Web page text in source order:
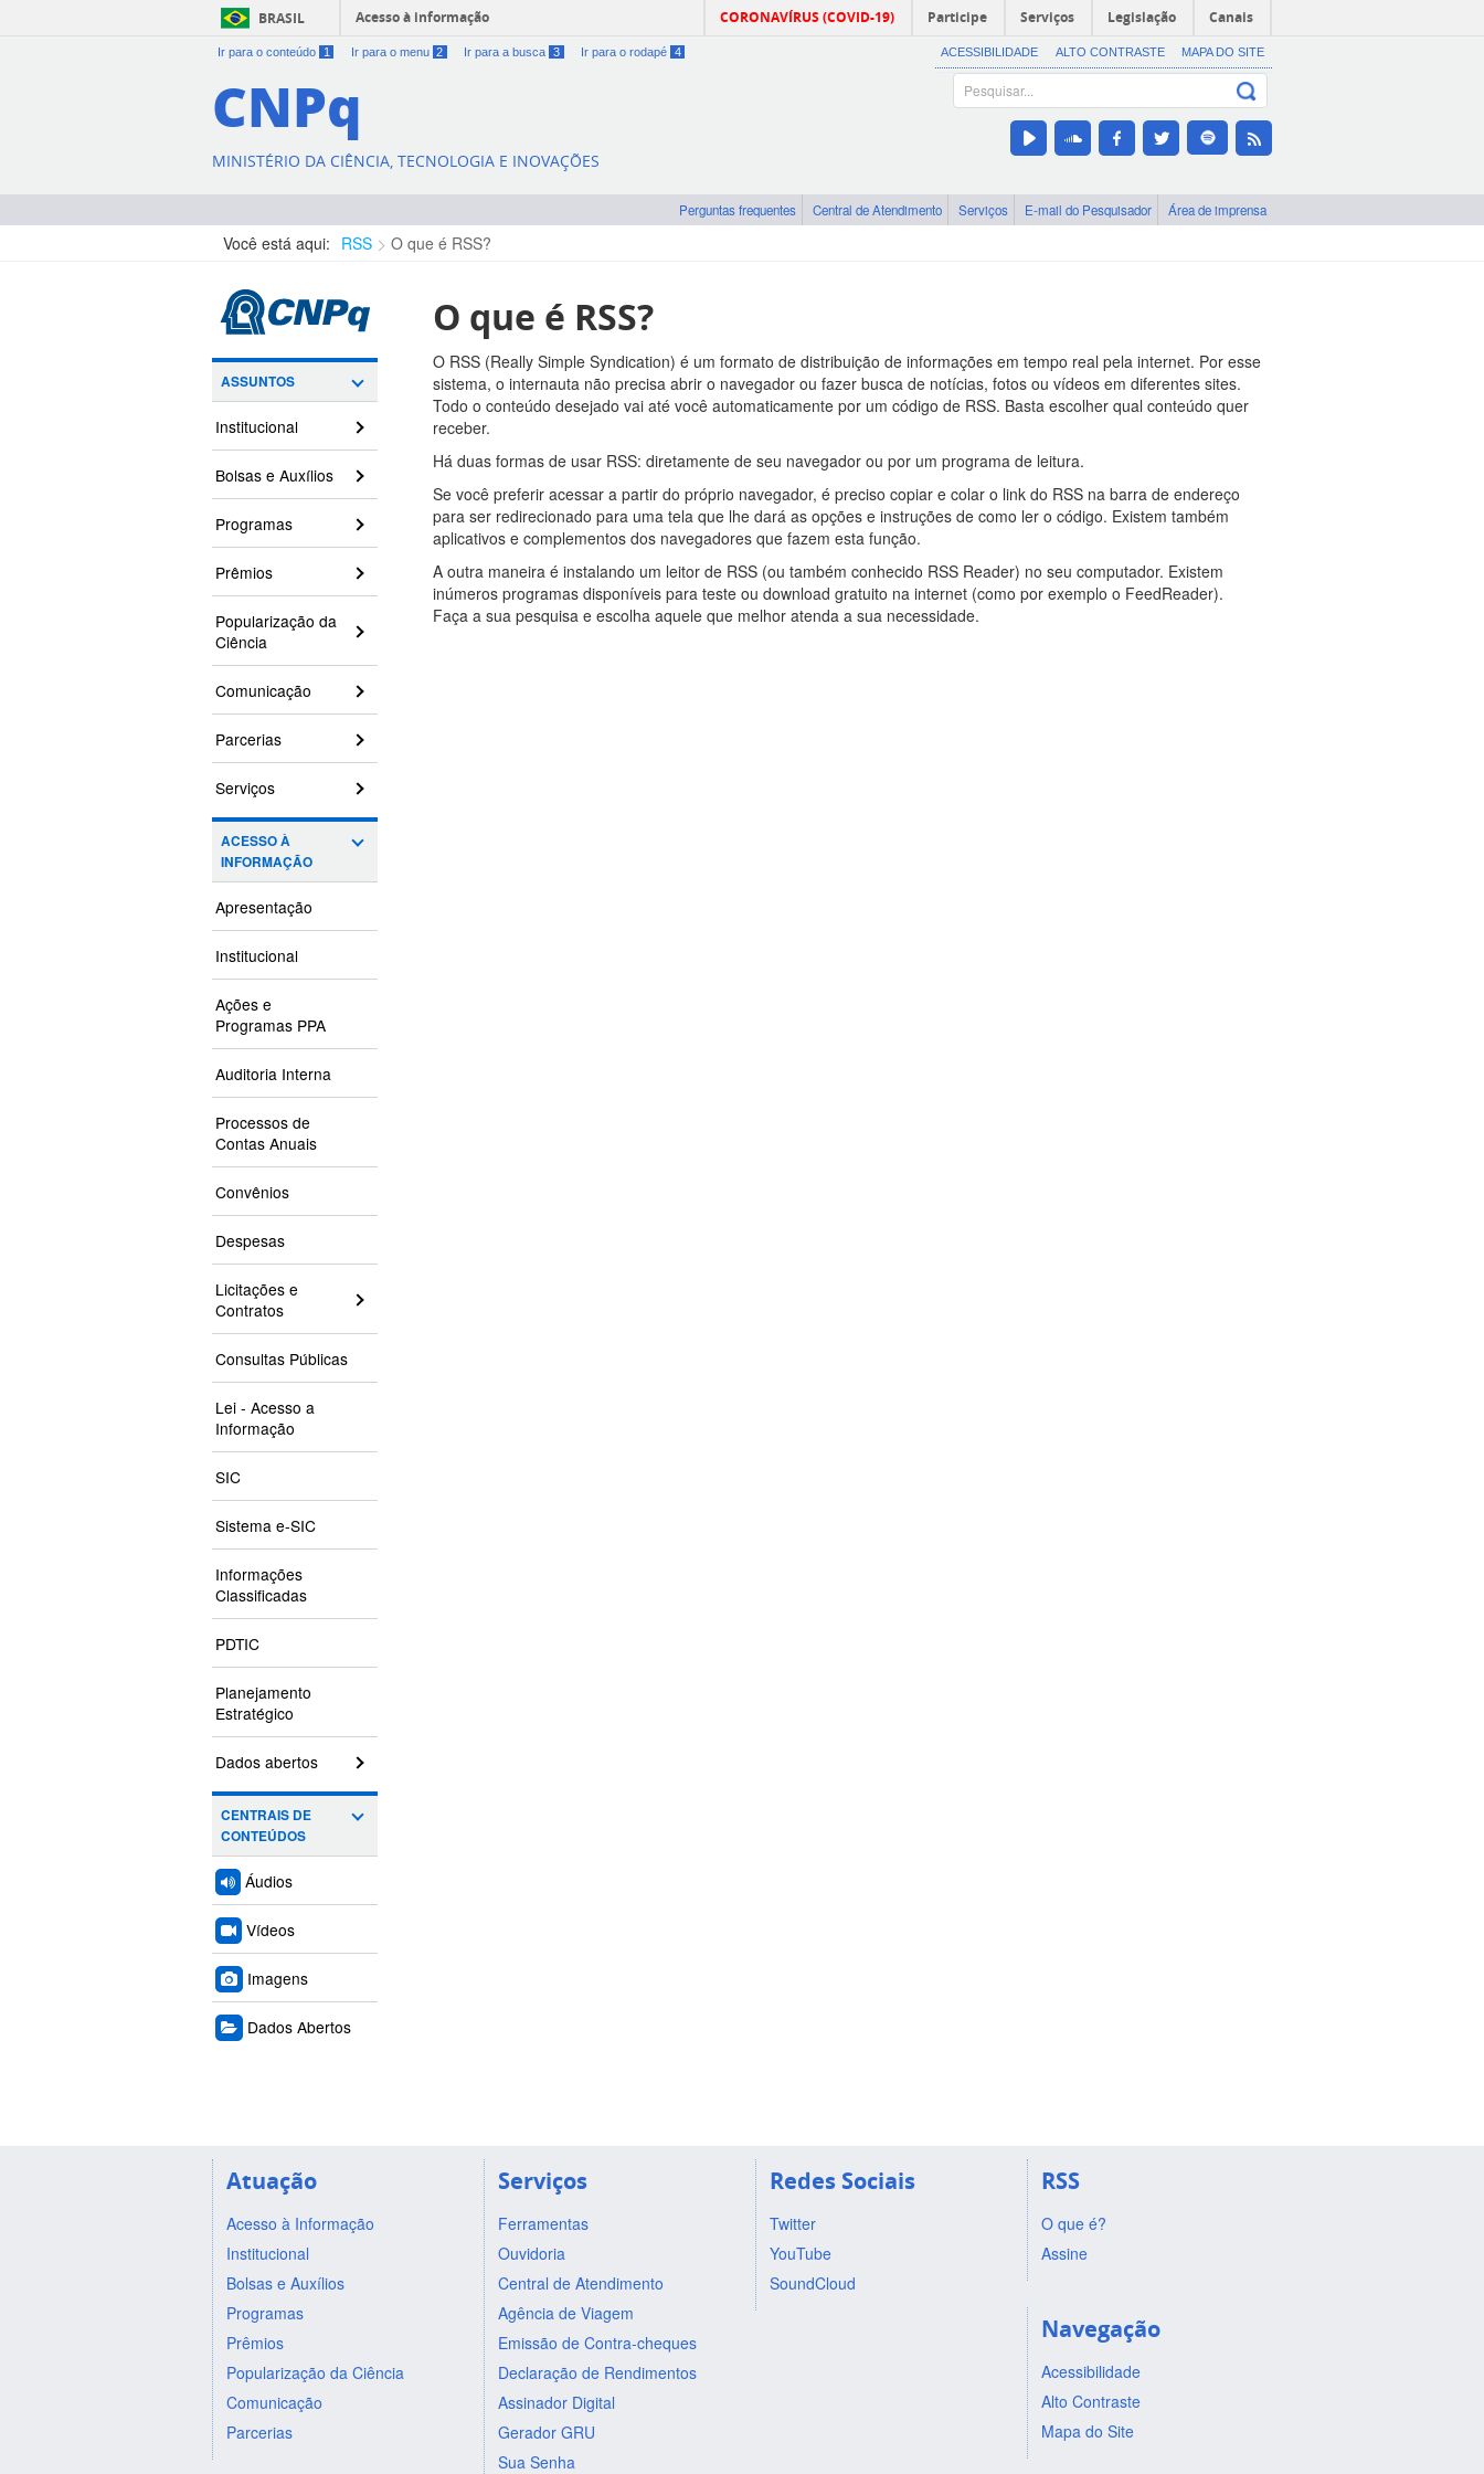
BRASIL Acesso à informação CORONAVÍRUS (COVID-19) Participe Serviços Legislação Canais
Ir para o conteúdo 1 Ir para o menu 2 Ir para a busca 3 Ir para o rodapé 4 ACESSIBILIDADE ALTO CONTRASTE MAPA DO SITE
CNPq
MINISTÉRIO DA CIÊNCIA, TECNOLOGIA E INOVAÇÕES
Perguntas frequentes Central de Atendimento Serviços E-mail do Pesquisador Área de imprensa
Você está aqui: RSS O que é RSS?
ASSUNTOS
Institucional
Bolsas e Auxílios
Programas
Prêmios
Popularização da
Ciência
Comunicação
Parcerias
Serviços
ACESSO À
INFORMAÇÃO
Apresentação
Institucional
Ações e
Programas PPA
Auditoria Interna
Processos de
Contas Anuais
Convênios
Despesas
Licitações e
Contratos
Consultas Públicas
Lei - Acesso a
Informação
SIC
Sistema e-SIC
Informações
Classificadas
PDTIC
Planejamento
Estratégico
Dados abertos
CENTRAIS DE
CONTEÚDOS
Áudios
Vídeos
Imagens
Dados Abertos
O que é RSS?
O RSS (Really Simple Syndication) é um formato de distribuição de informações em tempo real pela internet. Por esse
sistema, o internauta não precisa abrir o navegador ou fazer busca de notícias, fotos ou vídeos em diferentes sites.
Todo o conteúdo desejado vai até você automaticamente por um código de RSS. Basta escolher qual conteúdo quer
receber.
Há duas formas de usar RSS: diretamente de seu navegador ou por um programa de leitura.
Se você preferir acessar a partir do próprio navegador, é preciso copiar e colar o link do RSS na barra de endereço
para ser redirecionado para uma tela que lhe dará as opções e instruções de como ler o código. Existem também
aplicativos e complementos dos navegadores que fazem esta função.
A outra maneira é instalando um leitor de RSS (ou também conhecido RSS Reader) no seu computador. Existem
inúmeros programas disponíveis para teste ou download gratuito na internet (como por exemplo o FeedReader).
Faça a sua pesquisa e escolha aquele que melhor atenda a sua necessidade.
Atuação
Acesso à Informação
Institucional
Bolsas e Auxílios
Programas
Prêmios
Popularização da Ciência
Comunicação
Parcerias
Serviços
Ferramentas
Ouvidoria
Central de Atendimento
Agência de Viagem
Emissão de Contra-cheques
Declaração de Rendimentos
Assinador Digital
Gerador GRU
Sua Senha
Redes Sociais
Twitter
YouTube
SoundCloud
RSS
O que é?
Assine
Navegação
Acessibilidade
Alto Contraste
Mapa do Site